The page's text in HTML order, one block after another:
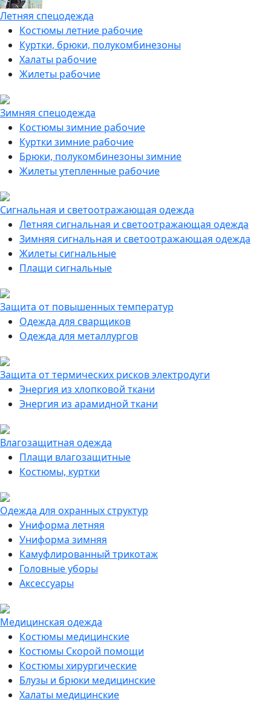
Летняя спецодежда
Костюмы летние рабочие
Куртки, брюки, полукомбинезоны
Халаты рабочие
Жилеты рабочие
Зимняя спецодежда
Костюмы зимние рабочие
Куртки зимние рабочие
Брюки, полукомбинезоны зимние
Жилеты утепленные рабочие
Сигнальная и светоотражающая одежда
Летняя сигнальная и светоотражающая одежда
Зимняя сигнальная и светоотражающая одежда
Жилеты сигнальные
Плащи сигнальные
Защита от повышенных температур
Одежда для сварщиков
Одежда для металлургов
Защита от термических рисков электродуги
Энергия из хлопковой ткани
Энергия из арамидной ткани
Влагозащитная одежда
Плащи влагозащитные
Костюмы, куртки
Одежда для охранных структур
Униформа летняя
Униформа зимняя
Камуфлированный трикотаж
Головные уборы
Аксессуары
Медицинская одежда
Костюмы медицинские
Костюмы Скорой помощи
Костюмы хирургические
Блузы и брюки медицинские
Халаты медицинские